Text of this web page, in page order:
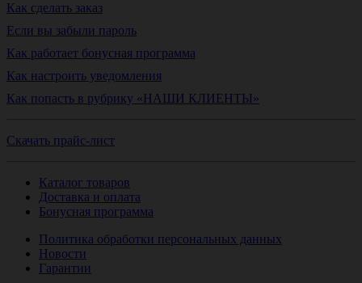
Как сделать заказ
Если вы забыли пароль
Как работает бонусная программа
Как настроить уведомления
Как попасть в рубрику «НАШИ КЛИЕНТЫ»
Скачать прайс-лист
Каталог товаров
Доставка и оплата
Бонусная программа
Политика обработки персональных данных
Новости
Гарантии